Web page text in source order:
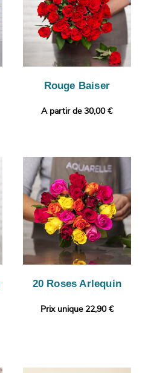
Rouge Baiser
A partir de 30,00 €
20 Roses Arlequin
Prix unique 22,90 €